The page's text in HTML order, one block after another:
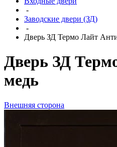
-
Заводские двери (ЗД)
-
Дверь ЗД Термо Лайт
Дверь ЗД
медь
Внешняя сторона